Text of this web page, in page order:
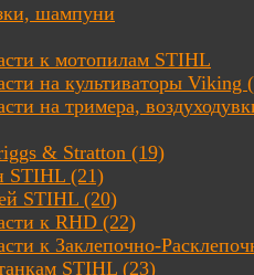
шампуни
к мотопилам STIHL
на культиваторы Viking
на тримера,
& Stratton (19)
STIHL (21)
STIHL (20)
к RHD (22)
к Заклепочно-
STIHL (23)